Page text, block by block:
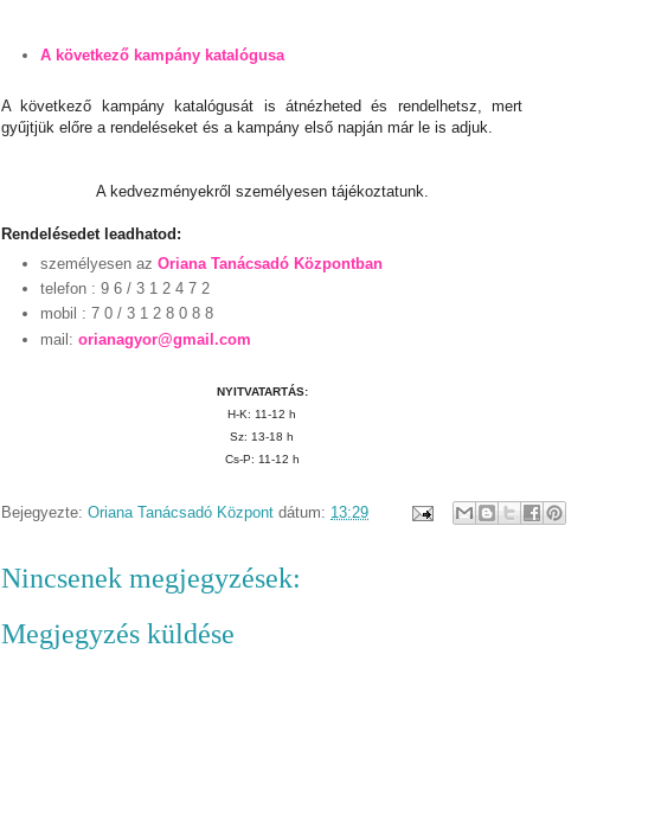
A következő kampány katalógusa
A következő kampány katalógusát is átnézheted és rendelhetsz, mert
gyűjtjük előre a rendeléseket és a kampány első napján már le is adjuk.
A kedvezményekről személyesen tájékoztatunk.
Rendelésedet leadhatod:
személyesen az Oriana Tanácsadó Központban
telefon : 9 6 / 3 1 2 4 7 2
mobil : 7 0 / 3 1 2 8 0 8 8
mail: orianagyor@gmail.com
NYITVATARTÁS:
H-K: 11-12 h
Sz: 13-18 h
Cs-P: 11-12 h
Bejegyezte: Oriana Tanácsadó Központ dátum: 13:29
Nincsenek megjegyzések:
Megjegyzés küldése